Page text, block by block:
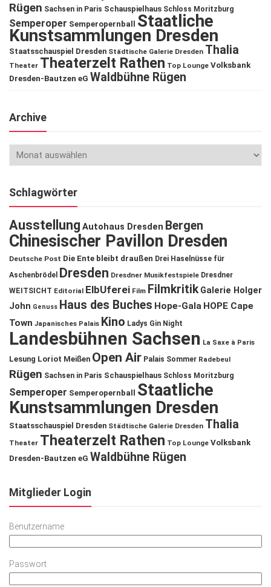
Rügen Sachsen in Paris Schauspielhaus Schloss Moritzburg
Semperoper Semperopernball Staatliche
Kunstsammlungen Dresden
Staatsschauspiel Dresden Städtische Galerie Dresden Thalia
Theater Theaterzelt Rathen Top Lounge Volksbank
Dresden-Bautzen eG Waldbühne Rügen
Archive
Schlagwörter
Ausstellung Autohaus Dresden Bergen
Chinesischer Pavillon Dresden
Deutsche Post Die Ente bleibt draußen Drei Haselnüsse für
Aschenbrödel
Dresden Dresdner Musikfestspiele Dresdner
WEITSICHT Editorial ElbUferei Film Filmkritik Galerie Holger
John Genuss Haus des Buches Hope-Gala HOPE Cape
Town Japanisches Palais Kino Ladys Gin Night
Landesbühnen Sachsen La Saxe à Paris
Lesung Loriot Meißen Open Air Palais Sommer Radebeul
Rügen Sachsen in Paris Schauspielhaus Schloss Moritzburg
Semperoper Semperopernball
Staatliche
Kunstsammlungen Dresden
Staatsschauspiel Dresden Städtische Galerie Dresden Thalia
Theater Theaterzelt Rathen Top Lounge Volksbank
Dresden-Bautzen eG Waldbühne Rügen
Mitglieder Login
Benutzername
Passwort